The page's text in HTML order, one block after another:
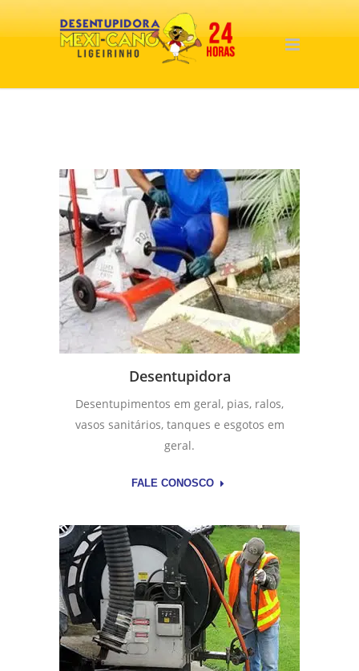
Desentupidora
Desentupimentos em geral, pias, ralos,
vasos sanitários, tanques e esgotos em
geral.
FALE CONOSCO